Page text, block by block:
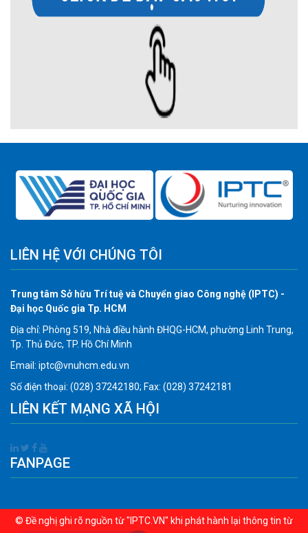
LIÊN HỆ VỚI CHÚNG TÔI
Trung tâm Sở hữu Trí tuệ và Chuyển giao Công nghệ (IPTC) -
Đại học Quốc gia Tp. HCM
Địa chỉ: Phòng 519, Nhà điều hành ĐHQG-HCM, phường Linh Trung,
Tp. Thủ Đức, TP. Hồ Chí Minh
Email: iptc@vnuhcm.edu.vn
Số điện thoại: (028) 37242180; Fax: (028) 37242181
LIÊN KẾT MẠNG XÃ HỘI
FANPAGE
© Đề nghị ghi rõ nguồn từ "IPTC.VN" khi phát hành lại thông tin từ